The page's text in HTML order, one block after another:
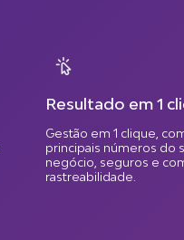
Resultado em 1
Gestão em 1 clique,
principais números do
negócio, seguros e
rastreabilidade.